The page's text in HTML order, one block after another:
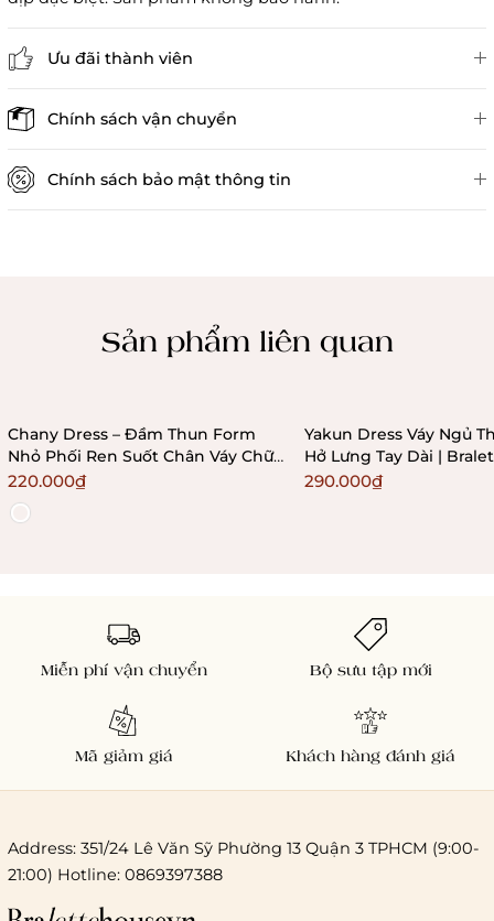
Ưu đãi thành viên
Chính sách vận chuyển
Chi phí giao hàng
Chính sách bảo mật thông tin
Sản phẩm liên quan
Chany Dress – Đầm Thun Form
Nhỏ Phối Ren Suốt Chân Váy Chữ
A Ôm Sát Bralettehousevn
220.000₫
Yakun Dress Váy Ngủ
Hở Lưng Tay Dài |
290.000₫
Miễn phí vận chuyển Bộ sưu tập mới
Mã giảm giá Khách hàng đánh giá
Address: 351/24 Lê Văn Sỹ Phường 13 Quận 3 TPHCM (9:00-
21:00) Hotline: 0869397388